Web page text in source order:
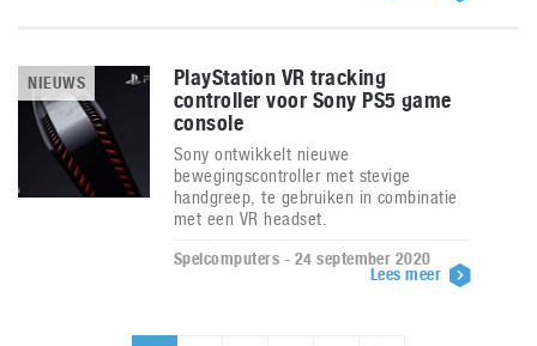
NIEUWS
PlayStation VR tracking
controller voor Sony PS5 game
console
Sony ontwikkelt nieuwe
bewegingscontroller met stevige
handgreep, te gebruiken in combinatie
met een VR headset.
Spelcomputers - 24 september 2020
Lees meer